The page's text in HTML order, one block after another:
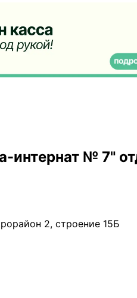
№ 7"
2, строение 15Б